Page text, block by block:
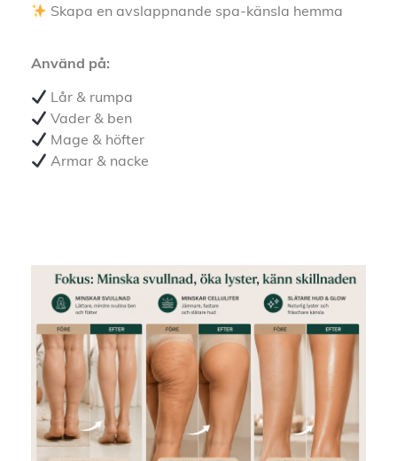
Skapa en avslappnande spa-känsla hemma
Använd på:
Lår & rumpa
Vader & ben
Mage & höfter
Armar & nacke